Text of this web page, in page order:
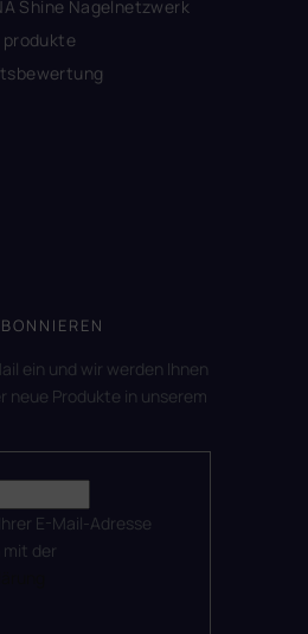
Shine Nagelnetzwerk
ein und wir werden Ihnen
neue Produkte in unserem
E-Mail-Adresse
der